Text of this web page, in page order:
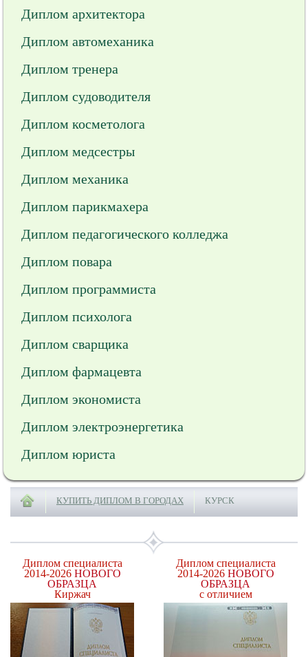
Диплом архитектора
Диплом автомеханика
Диплом тренера
Диплом судоводителя
Диплом косметолога
Диплом медсестры
Диплом механика
Диплом парикмахера
Диплом педагогического колледжа
Диплом повара
Диплом программиста
Диплом психолога
Диплом сварщика
Диплом фармацевта
Диплом экономиста
Диплом электроэнергетика
Диплом юриста
КУПИТЬ ДИПЛОМ В ГОРОДАХ КУРСК
Диплом специалиста
2014-2026 НОВОГО
ОБРАЗЦА
Киржач
Диплом специалиста
2014-2026 НОВОГО
ОБРАЗЦА
с отличием